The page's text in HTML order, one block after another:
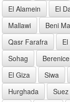
El Alamein
El
Mallawi
Beni
Qasr Farafra
Sohag
Berenice
El Giza
Siwa
Hurghada
Suez